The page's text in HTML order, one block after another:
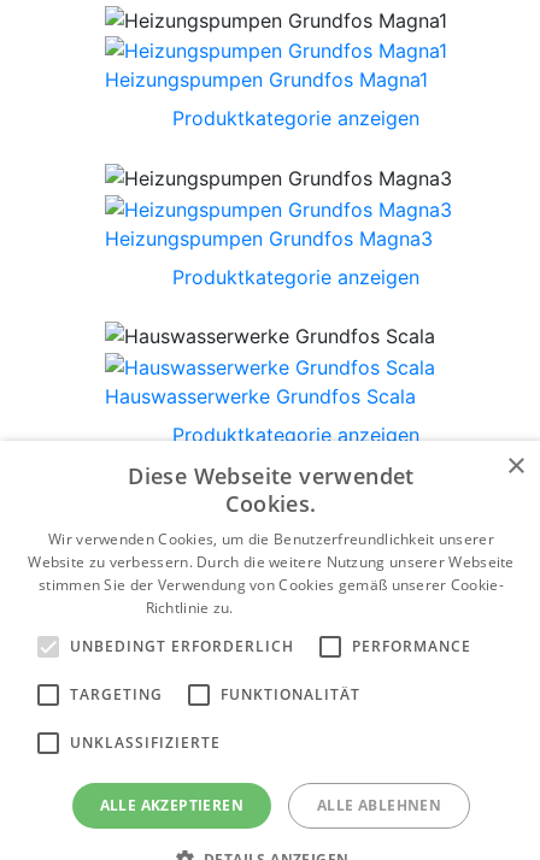
Heizungspumpen Grundfos Magna1
Produktkategorie anzeigen
Heizungspumpen Grundfos Magna3
Produktkategorie anzeigen
Hauswasserwerke Grundfos Scala
Produktkategorie anzeigen
Abwasserpumpen Grundfos SEG
Produktkategorie anzeigen
Tiefbrunnenpumpen Grundfos SP
Produktkategorie anzeigen
×
Diese Webseite verwendet
Cookies.
Wir verwenden Cookies, um die Benutzerfreundlichkeit unserer
Website zu verbessern. Durch die weitere Nutzung unserer Webseite
stimmen Sie der Verwendung von Cookies gemäß unserer Cookie-
Richtlinie zu.
UNBEDINGT ERFORDERLICH
PERFORMANCE
TARGETING FUNKTIONALITÄT
UNKLASSIFIZIERTE
ALLE AKZEPTIEREN ALLE ABLEHNEN